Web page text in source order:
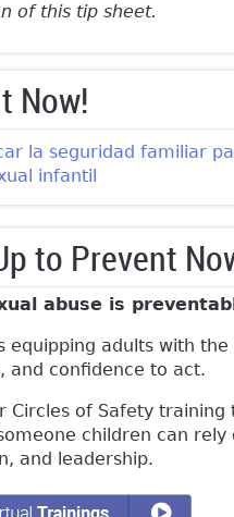
of this tip sheet.
Now!
la seguridad familiar
infantil
to Prevent
abuse is
equipping adults with the
and confidence to act.
Circles of Safety
children can rely
and leadership.